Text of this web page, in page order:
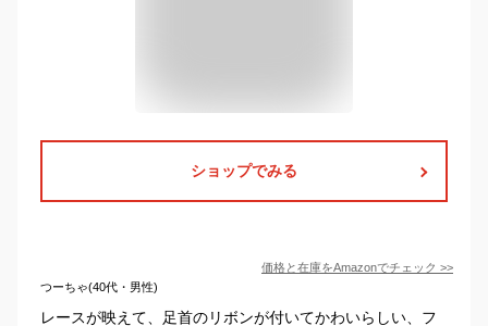
ショップでみる
価格と在庫をAmazonでチェック >>
つーちゃ(40代・男性)
レースが映えて、足首のリボンが付いてかわいらしい、フ